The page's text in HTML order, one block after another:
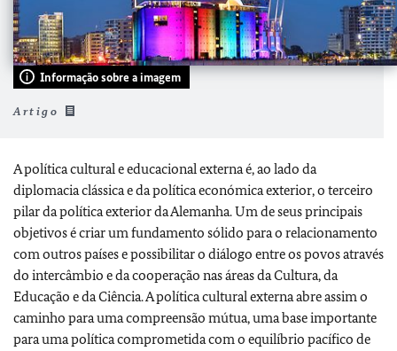
Informação sobre a imagem
Artigo
A política cultural e educacional externa é, ao lado da
diplomacia clássica e da política económica exterior, o terceiro
pilar da política exterior da Alemanha. Um de seus principais
objetivos é criar um fundamento sólido para o relacionamento
com outros países e possibilitar o diálogo entre os povos através
do intercâmbio e da cooperação nas áreas da Cultura, da
Educação e da Ciência. A política cultural externa abre assim o
caminho para uma compreensão mútua, uma base importante
para uma política comprometida com o equilíbrio pacífico de